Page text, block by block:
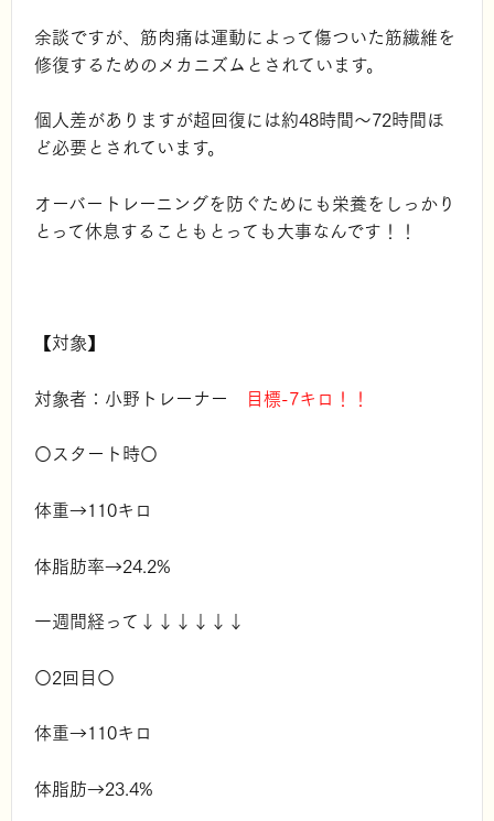
余談ですが、筋肉痛は運動によって傷ついた筋繊維を
修復するためのメカニズムとされています。
個人差がありますが超回復には約48時間～72時間ほ
ど必要とされています。
オーバートレーニングを防ぐためにも栄養をしっかり
とって休息することもとっても大事なんです！！
【対象】
対象者：小野トレーナー 目標-7キロ！！
〇スタート時〇
体重→110キロ
体脂肪率→24.2%
一週間経って↓↓↓↓↓↓
〇2回目〇
体重→110キロ
体脂肪→23.4%